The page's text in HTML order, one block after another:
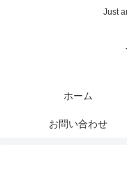
Just
ホーム
お問い合わせ